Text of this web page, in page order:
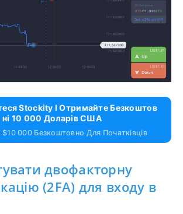
Stockity І Отримайте Безкоштов
Ні 10 000 Доларів США
000 Безкоштовно Для Початківців
двофакторну
(2FA) для входу в